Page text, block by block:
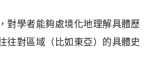
對學者能夠處境化地理解具體歷
往對區域（比如東亞）的具體史